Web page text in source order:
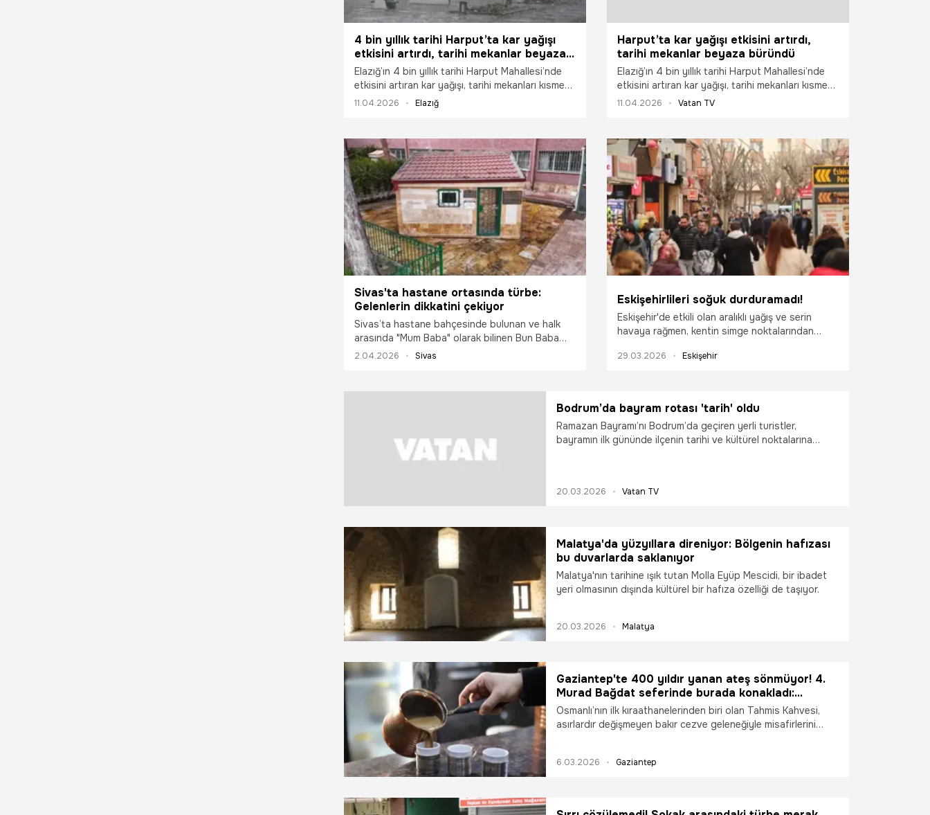
4 bin yıllık tarihi Harput’ta kar yağışı
etkisini artırdı, tarihi mekanlar beyaza
büründü
Elazığ’ın 4 bin yıllık tarihi Harput Mahallesi’nde
etkisini artıran kar yağışı, tarihi mekanları kısmen
beyaza bürüdü.
11.04.2026 Elazığ
Harput’ta kar yağışı etkisini artırdı,
tarihi mekanlar beyaza büründü
Elazığ’ın 4 bin yıllık tarihi Harput Mahallesi’nde
etkisini artıran kar yağışı, tarihi mekanları kısmen
beyaza bürüdü.
11.04.2026 Vatan TV
Sivas'ta hastane ortasında türbe:
Gelenlerin dikkatini çekiyor
Sivas’ta hastane bahçesinde bulunan ve halk
arasında "Mum Baba" olarak bilinen Bun Baba
Türbesi, hastaneye gidenlerin dikkatini çekiyor.
2.04.2026 Sivas
Eskişehirlileri soğuk durduramadı!
Eskişehir'de etkili olan aralıklı yağış ve serin
havaya rağmen, kentin simge noktalarından
bölgesinde yoğunluk yaşandı.
29.03.2026 Eskişehir
Bodrum’da bayram rotası 'tarih' oldu
Ramazan Bayramı’nı Bodrum’da geçiren yerli turistler,
bayramın ilk gününde ilçenin tarihi ve kültürel noktalarına
20.03.2026 Vatan TV
Malatya'da yüzyıllara direniyor: Bölgenin hafızası
bu duvarlarda saklanıyor
Malatya'nın tarihine ışık tutan Molla Eyüp Mescidi, bir ibadet
yeri olmasının dışında kültürel bir hafıza özelliği de taşıyor.
20.03.2026 Malatya
Gaziantep'te 400 yıldır yanan ateş sönmüyor! 4.
Murad Bağdat seferinde burada konakladı:
Dünyanın en eskilerinden biri, turistlerin uğrak
noktası oldu
Osmanlı’nın ilk kıraathanelerinden biri olan Tahmis Kahvesi,
asırlardır değişmeyen bakır cezve geleneğiyle misafirlerini
"Tahmis Kahvesi verin" diyerek istediği meşhur menengiç
6.03.2026 Gaziantep